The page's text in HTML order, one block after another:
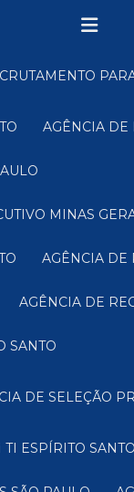
AGÊNCIA
MINAS
AGÊNCIA
AGÊNCIA DE
SANTO
DE SELEÇÃO
ESPÍRITO SANTO